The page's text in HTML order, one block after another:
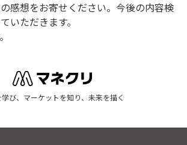
感想をお寄せください。今後の内容検
いただきます。
学び、マーケットを知り、未来を描く